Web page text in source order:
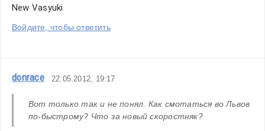
New Vasyuki
Войдите, чтобы ответить
donrace 22.05.2012, 19:17
Вот только так и не понял. Как смотаться во Львов
по-быстрому? Что за новый скоростняк?